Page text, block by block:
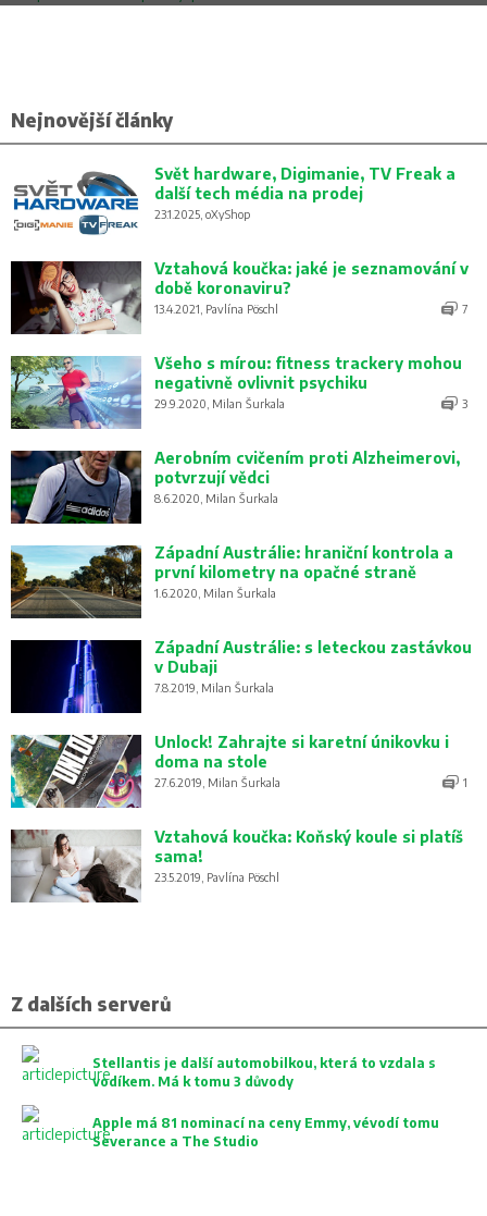
Nejnovější články
Svět hardware, Digimanie, TV Freak a
další tech média na prodej
23.1.2025, oXyShop
Vztahová koučka: jaké je seznamování v
době koronaviru?
13.4.2021, Pavlína Pöschl 7
Všeho s mírou: fitness trackery mohou
negativně ovlivnit psychiku
29.9.2020, Milan Šurkala 3
Aerobním cvičením proti Alzheimerovi,
potvrzují vědci
8.6.2020, Milan Šurkala
Západní Austrálie: hraniční kontrola a
první kilometry na opačné straně
1.6.2020, Milan Šurkala
Západní Austrálie: s leteckou zastávkou
v Dubaji
7.8.2019, Milan Šurkala
Unlock! Zahrajte si karetní únikovku i
doma na stole
27.6.2019, Milan Šurkala 1
Vztahová koučka: Koňský koule si platíš
sama!
23.5.2019, Pavlína Pöschl
Z dalších serverů
Stellantis je další automobilkou, která to vzdala s
vodíkem. Má k tomu 3 důvody
Apple má 81 nominací na ceny Emmy, vévodí tomu
Severance a The Studio